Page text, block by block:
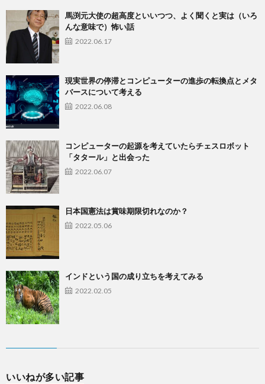
馬渕元大使の超高度といいつつ、よく聞くと実は（いろ
んな意味で）怖い話
2022.06.17
現実世界の停滞とコンピューターの進歩の転換点とメタ
バースについて考える
2022.06.08
コンピューターの起源を考えていたらチェスロボット
「タタール」と出会った
2022.06.07
日本国憲法は賞味期限切れなのか？
2022.05.06
インドという国の成り立ちを考えてみる
2022.02.05
いいねが多い記事